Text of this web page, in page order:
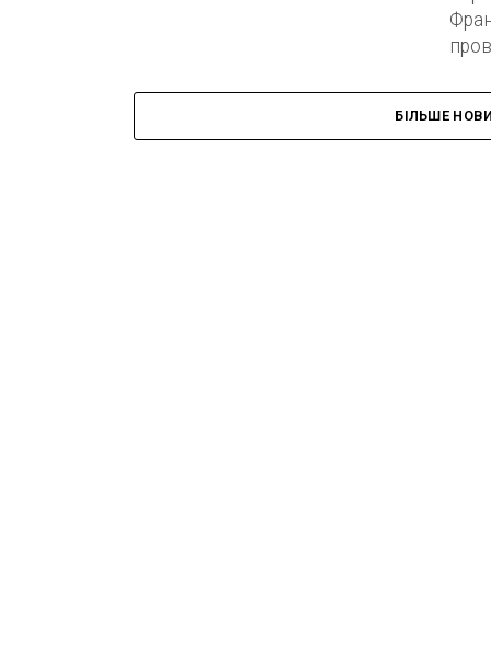
БІЛЬШЕ